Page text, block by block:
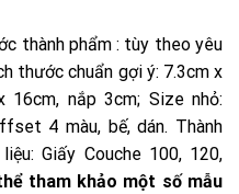
thành phẩm : tùy theo yêu
thước chuẩn gợi ý: 7.3cm x
16cm, nắp 3cm; Size nhỏ:
4 màu, bế, dán. Thành
Giấy Couche 100, 120,
tham khảo một số mẫu